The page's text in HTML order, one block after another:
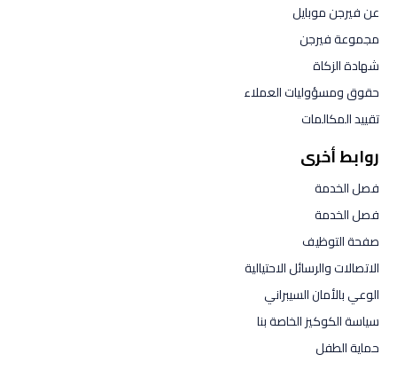
عن فيرجن موبايل
مجموعة فيرجن
شهادة الزكاة
حقوق ومسؤوليات العملاء
تقييد المكالمات
روابط أخرى
فصل الخدمة
فصل الخدمة
صفحة التوظيف
الاتصالات والرسائل الاحتيالية
الوعي بالأمان السيبراني
سياسة الكوكيز الخاصة بنا
حماية الطفل